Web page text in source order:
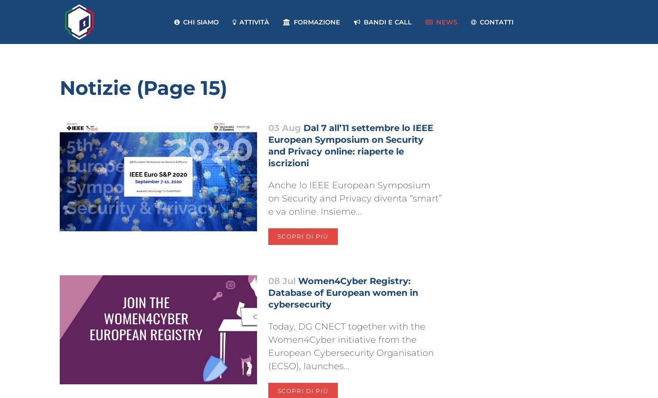
CHI SIAMO ATTIVITÀ FORMAZIONE BANDI E CALL NEWS CONTATTI
Notizie (Page 15)
03 Aug Dal 7 all’11 settembre lo IEEE
European Symposium on Security
and Privacy online: riaperte le
iscrizioni
Anche lo IEEE European Symposium
on Security and Privacy diventa “smart”
e va online. Insieme...
SCOPRI DI PIÙ
08 Jul Women4Cyber Registry:
Database of European women in
cybersecurity
Today, DG CNECT together with the
Women4Cyber initiative from the
European Cybersecurity Organisation
(ECSO), launches...
SCOPRI DI PIÙ